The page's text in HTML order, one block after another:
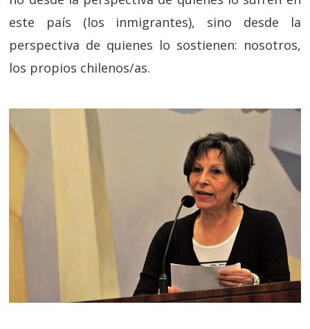
este país (los inmigrantes), sino desde la
perspectiva de quienes lo sostienen: nosotros,
los propios chilenos/as.